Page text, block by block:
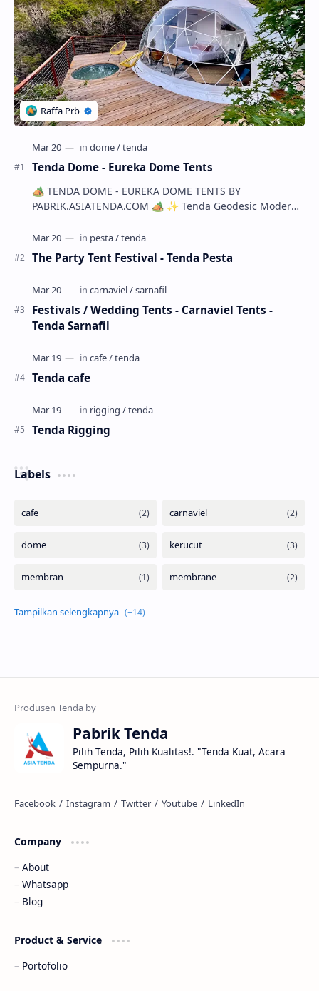
Tenda Dome - Eureka Dome Tents
🏕️ TENDA DOME - EUREKA DOME TENTS BY
PABRIK.ASIATENDA.COM 🏕️ ✨ Tenda Geodesic Modern
The Party Tent Festival - Tenda Pesta
Festivals / Wedding Tents - Carnaviel Tents -
Tenda Sarnafil
Tenda cafe
Tenda Rigging
Labels
Pabrik Tenda
Pilih Tenda, Pilih Kualitas!. "Tenda Kuat, Acara
Sempurna."
Company
About
Whatsapp
Blog
Product & Service
Portofolio